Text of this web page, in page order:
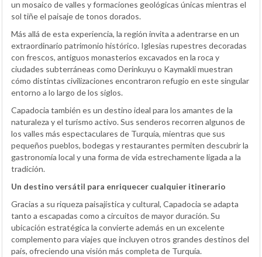
un mosaico de valles y formaciones geológicas únicas mientras el
sol tiñe el paisaje de tonos dorados.
Más allá de esta experiencia, la región invita a adentrarse en un
extraordinario patrimonio histórico. Iglesias rupestres decoradas
con frescos, antiguos monasterios excavados en la roca y
ciudades subterráneas como Derinkuyu o Kaymakli muestran
cómo distintas civilizaciones encontraron refugio en este singular
entorno a lo largo de los siglos.
Capadocia también es un destino ideal para los amantes de la
naturaleza y el turismo activo. Sus senderos recorren algunos de
los valles más espectaculares de Turquía, mientras que sus
pequeños pueblos, bodegas y restaurantes permiten descubrir la
gastronomía local y una forma de vida estrechamente ligada a la
tradición.
Un destino versátil para enriquecer cualquier itinerario
Gracias a su riqueza paisajística y cultural, Capadocia se adapta
tanto a escapadas como a circuitos de mayor duración. Su
ubicación estratégica la convierte además en un excelente
complemento para viajes que incluyen otros grandes destinos del
país, ofreciendo una visión más completa de Turquía.